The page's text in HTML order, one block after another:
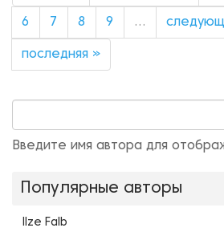
6 7 8 9 …
последняя »
Введите имя автора для
Популярные авторы
Ilze Falb